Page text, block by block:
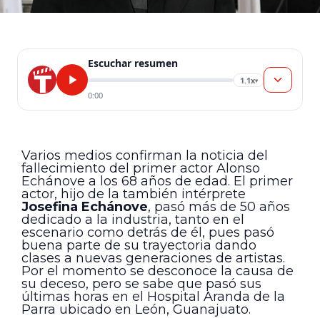
Escuchar resumen
1.1x▾
0:00
Varios medios confirman la noticia del
fallecimiento del primer actor Alonso
Echánove a los 68 años de edad. El primer
actor, hijo de la también intérprete
Josefina Echánove, pasó más de 50 años
dedicado a la industria, tanto en el
escenario como detrás de él, pues pasó
buena parte de su trayectoria dando
clases a nuevas generaciones de artistas.
Por el momento se desconoce la causa de
su deceso, pero se sabe que pasó sus
últimas horas en el Hospital Aranda de la
Parra ubicado en León, Guanajuato.